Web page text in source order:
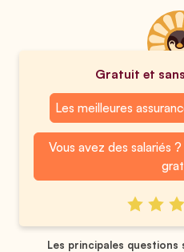
Gratuit et
Les meilleures
Vous avez des salariés
Les principales questions